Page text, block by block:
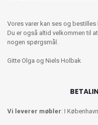
Vores varer kan ses og bestilles
Du er også altid velkommen til
nogen spørgsmål.
Gitte Olga og Niels Holbak
Vi leverer møbler: I